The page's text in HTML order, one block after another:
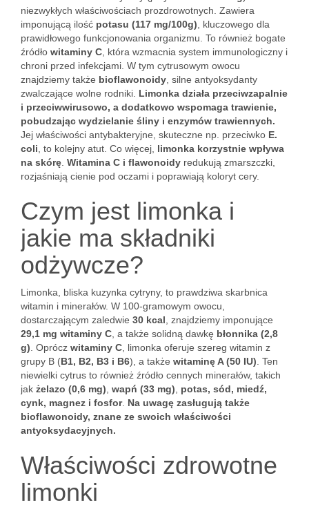
niezwykłych właściwościach prozdrowotnych. Zawiera
imponującą ilość potasu (117 mg/100g) , kluczowego dla
prawidłowego funkcjonowania organizmu. To również bogate
źródło witaminy C , która wzmacnia system immunologiczny i
chroni przed infekcjami. W tym cytrusowym owocu
znajdziemy także bioflawonoidy , silne antyoksydanty
zwalczające wolne rodniki. Limonka działa przeciwzapalnie
i przeciwwirusowo, a dodatkowo wspomaga trawienie,
pobudzając wydzielanie śliny i enzymów trawiennych.
Jej właściwości antybakteryjne, skuteczne np. przeciwko E.
coli , to kolejny atut. Co więcej, limonka korzystnie wpływa
na skórę Witamina C i flawonoidy redukują zmarszczki,
rozjaśniają cienie pod oczami i poprawiają koloryt cery.
Czym jest limonka i
jakie ma składniki
odżywcze?
Limonka, bliska kuzynka cytryny, to prawdziwa skarbnica
witamin i minerałów. W 100-gramowym owocu,
dostarczającym zaledwie 30 kcal , znajdziemy imponujące
29,1 mg witaminy C , a także solidną dawkę błonnika (2,8
g) . Oprócz witaminy C , limonka oferuje szereg witamin z
grupy B (B1, B2, B3 i B6), a także witaminę A (50 IU) . Ten
niewielki cytrus to również źródło cennych minerałów, takich
jak żelazo (0,6 mg) wapń (33 mg)
potas, sód, miedź,
cynk, magnez i fosfor. Na uwagę zasługują także
bioflawonoidy, znane ze swoich właściwości
antyoksydacyjnych.
Właściwości zdrowotne
limonki